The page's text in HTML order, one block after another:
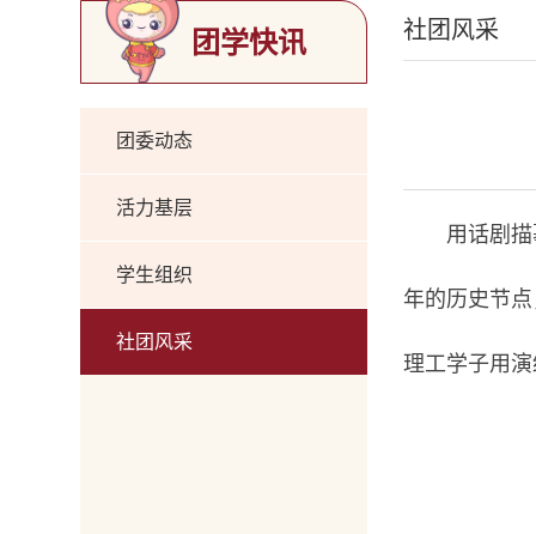
团学快讯
团委动态
活力基层
学生组织
社团风采
社团风采
用话剧
年的历史节
理工学子用